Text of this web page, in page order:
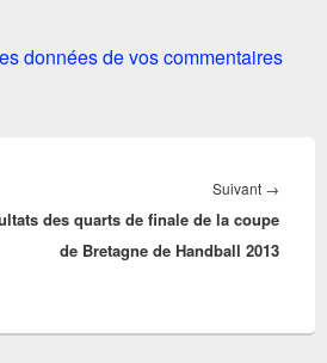
données de vos commentaires
Suivant →
suivant :
des quarts de finale de la coupe
de Bretagne de Handball 2013